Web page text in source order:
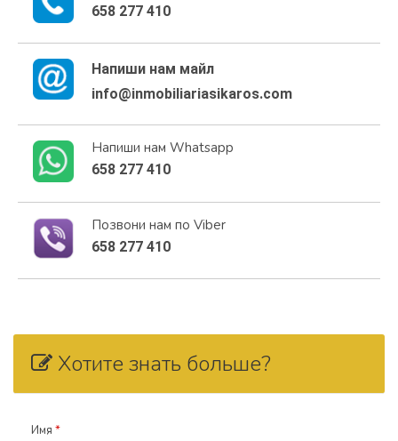
658 277 410
Напиши нам майл
info@inmobiliariasikaros.com
Напиши нам Whatsapp
658 277 410
Позвони нам по Viber
658 277 410
Хотите знать больше?
Имя *